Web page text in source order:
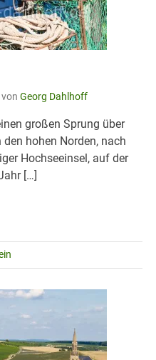
von Georg Dahlhoff
großen Sprung über
hohen Norden, nach
Hochseeinsel, auf der
[…]